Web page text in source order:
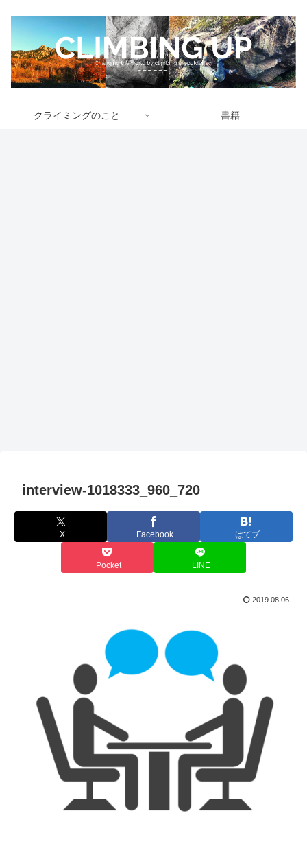
クライミングのこと 書籍
interview-1018333_960_720
X Facebook はてブ
Pocket LINE
2019.08.06